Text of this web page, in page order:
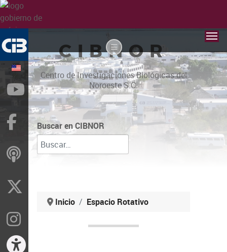
CIBNOR
Centro de Investigaciones Biológicas del
Noroeste S.C.
Buscar en CIBNOR
Inicio Espacio Rotativo
YouTube
Facebook
ivoox
Instragram